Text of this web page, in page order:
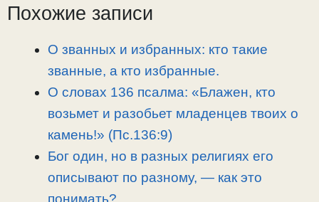
y
e
r
e
o
р
в
Похожие записи
О званных и избранных: кто такие
званные, а кто избранные.
О словах 136 псалма: «Блажен, кто
возьмет и разобьет младенцев твоих о
камень!» (Пс.136:9)
Бог один, но в разных религиях его
описывают по разному, — как это
понимать?